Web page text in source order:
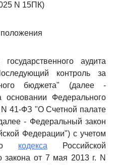
N 15ПК)
аудита
контроль за
бюджета" (далее -
основании Федерального
N 41-ФЗ "О Счетной палате
- Федеральный закон
Федерации") с учетом
кодекса Российской
закона от 7 мая 2013 г. N